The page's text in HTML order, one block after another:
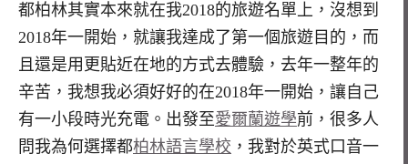
都柏林其實本來就在我2018的旅遊名單上，沒想到
2018年一開始，就讓我達成了第一個旅遊目的，而
且還是用更貼近在地的方式去體驗，去年一整年的
辛苦，我想我必須好好的在2018年一開始，讓自己
有一小段時光充電。出發至愛爾蘭遊學前，很多人
問我為何選擇都柏林語言學校 ，我對於英式口音一